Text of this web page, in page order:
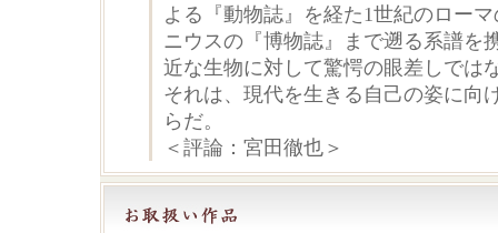
よる『動物誌』を経た1世紀のロー
ニウスの『博物誌』まで遡る系譜を
近な生物に対して驚愕の眼差しでは
それは、現代を生きる自己の姿に向
らだ。
＜評論：宮田徹也＞